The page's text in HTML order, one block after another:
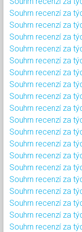
Souhrn recenzí za
Souhrn recenzí za
Souhrn recenzí za
Souhrn recenzí za
Souhrn recenzí za
Souhrn recenzí za
Souhrn recenzí za
Souhrn recenzí za
Souhrn recenzí za
Souhrn recenzí za
Souhrn recenzí za
Souhrn recenzí za
Souhrn recenzí za
Souhrn recenzí za
Souhrn recenzí za
Souhrn recenzí za
Souhrn recenzí za
Souhrn recenzí za
Souhrn recenzí za